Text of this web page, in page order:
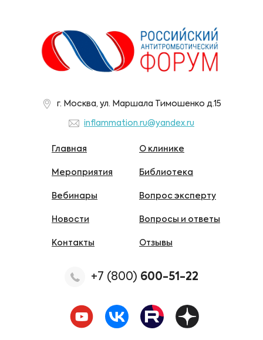
г. Москва, ул. Маршала Тимошенко д.15
inflammation.ru@yandex.ru
Главная
Мероприятия
Вебинары
Новости
Контакты
О клинике
Библиотека
Вопрос эксперту
Вопросы и ответы
Отзывы
+7 (800) 600-51-22